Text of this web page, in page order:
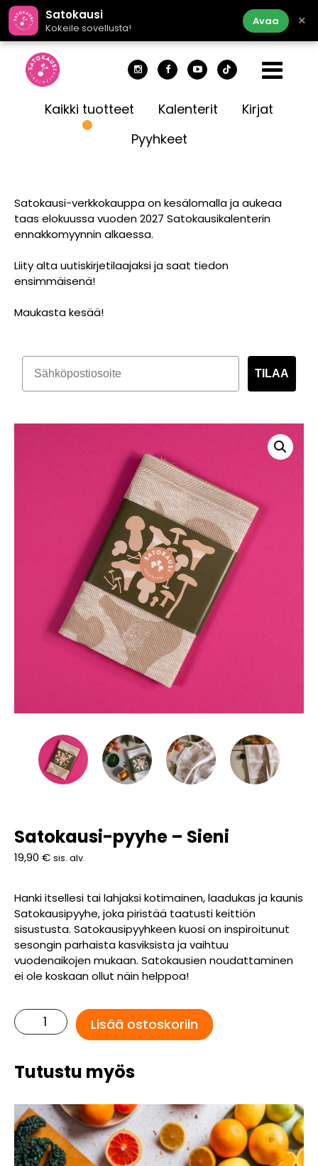
Satokausi
Kokeile sovellusta!
Avaa ×
Kaikki tuotteet Kalenterit
Kirjat
Pyyhkeet
Satokausi-verkkokauppa on kesälomalla ja aukeaa
taas elokuussa vuoden 2027 Satokausikalenterin
ennakkomyynnin alkaessa.
Liity alta uutiskirjetilaajaksi ja saat tiedon
ensimmäisenä!
Maukasta kesää!
TILAA
Satokausi-pyyhe – Sieni
19,90 € sis. alv.
Hanki itsellesi tai lahjaksi kotimainen, laadukas ja kaunis
Satokausipyyhe, joka piristää taatusti keittiön
sisustusta. Satokausipyyhkeen kuosi on inspiroitunut
sesongin parhaista kasviksista ja vaihtuu
vuodenaikojen mukaan. Satokausien noudattaminen
ei ole koskaan ollut näin helppoa!
Satokausi-
pyyhe
Sieni
määrä
Lisää ostoskoriin
Tutustu myös